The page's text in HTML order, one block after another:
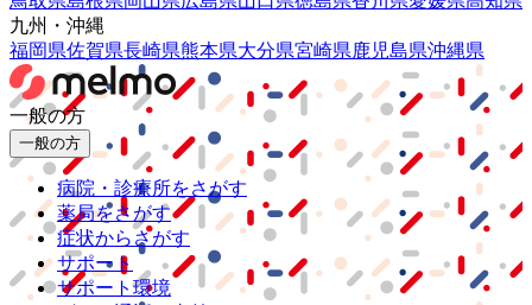
九州・沖縄
福岡県佐賀県長崎県熊本県大分県宮崎県鹿児島県沖縄県
一般の方
一般の方
病院・診療所をさがす
薬局をさがす
症状からさがす
サポート
サポート環境